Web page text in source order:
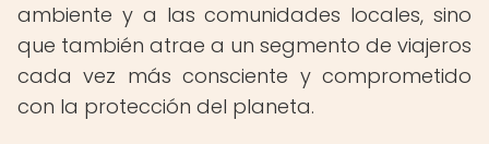
ambiente y a las comunidades locales, sino
que también atrae a un segmento de viajeros
cada vez más consciente y comprometido
con la protección del planeta.